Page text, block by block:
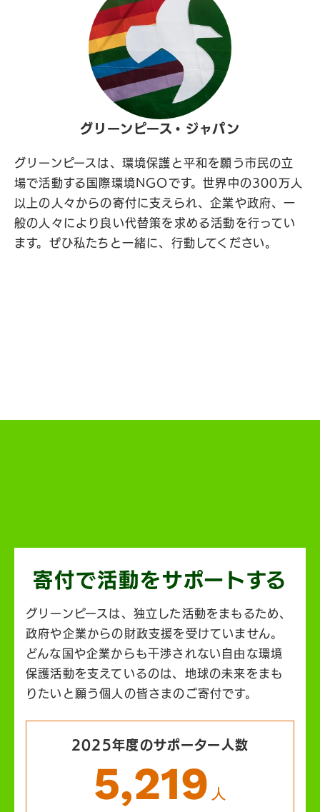
グリーンピース・ジャパン
グリーンピースは、環境保護と平和を願う市民の立
場で活動する国際環境NGOです。世界中の300万人
以上の人々からの寄付に支えられ、企業や政府、一
般の人々により良い代替策を求める活動を行ってい
ます。ぜひ私たちと一緒に、行動してください。
寄付で活動をサポートする
グリーンピースは、独立した活動をまもるため、
政府や企業からの財政支援を受けていません。
どんな国や企業からも干渉されない自由な環境
保護活動を支えているのは、地球の未来をまも
りたいと願う個人の皆さまのご寄付です。
2025年度のサポーター人数
5,219 人